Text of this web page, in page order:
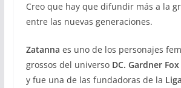
Creo que hay que difundir más a la
entre las nuevas generaciones.
Zatanna es uno de los personajes
grossos del universo DC. Gardner Fox
y fue una de las fundadoras de la